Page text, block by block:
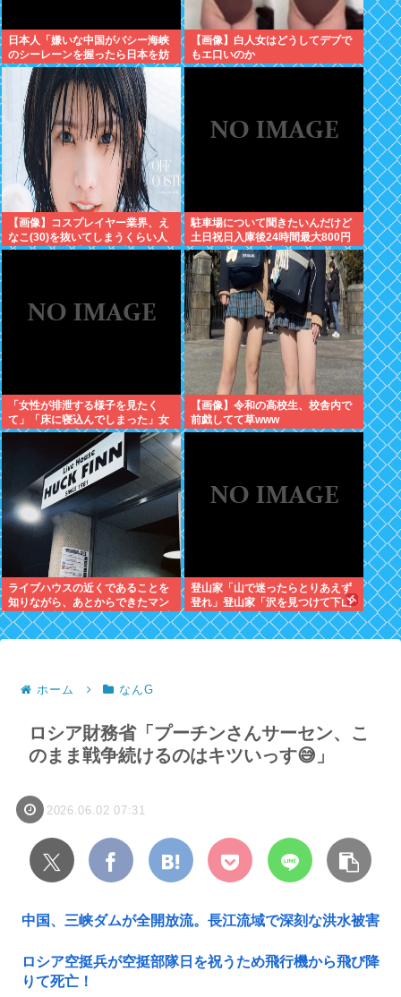
日本人「嫌いな中国がバシー海峡
のシーレーンを握ったら日本を妨
害するに違いない、だから台湾支
援だムキー」つまりそういうこと
でしょ
【画像】白人女はどうしてデブで
もエ口いのか
【画像】コスプレイヤー業界、え
なこ(30)を抜いてしまうくらい人
気の22歳の美少女が可愛すぎる
駐車場について聞きたいんだけど
土日祝日入庫後24時間最大800円
って日曜いれて出庫日が平日の場
合料金どうなるの
「女性が排泄する様子を見たく
て」「床に寝込んでしまった」女
子トイレに侵入した疑いで男を現
【画像】令和の高校生、校舎内で
前戯してて草www
ライブハウスの近くであることを
知りながら、あとからできたマン
ションに入居した日本人、ライブ
ハウスがうるさいとクレーム
登山家「山で迷ったらとりあえず
登れ」登山家「沢を見つけて下山
しろ」←これ結局どっちが正解な
の？
ホーム なんG
ロシア財務省「プーチンさんサーセン、こ
のまま戦争続けるのはキツいっす😅」
2026.06.02 07:31
中国、三峡ダムが全開放流。長江流域で深刻な洪水被害
ロシア空挺兵が空挺部隊日を祝うため飛行機から飛び降
りて死亡！